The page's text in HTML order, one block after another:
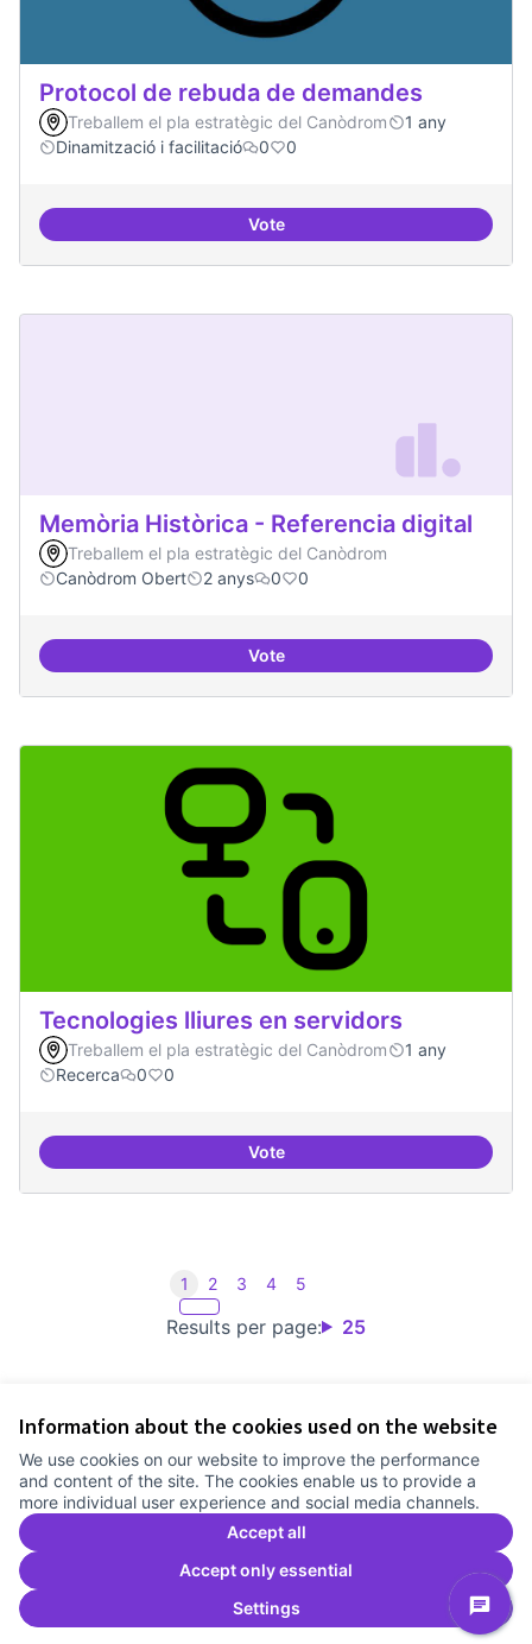
Information about the cookies used on the website
We use cookies on our website to improve the performance
and content of the site. The cookies enable us to provide a
more individual user experience and social media channels.
Accept all
Accept only essential
Settings
Protocol de rebuda de demandes
Treballem el pla estratègic del Canòdrom
1 any
Dinamització i facilitació
0 0
VoteProtocol de rebuda de demandes
Memòria Històrica - Referencia digital
Treballem el pla estratègic del Canòdrom
Canòdrom Obert
2 anys 0 0
VoteMemòria Històrica - Referencia
Tecnologies lliures en servidors
Treballem el pla estratègic del Canòdrom
1 any
Recerca
0 0
VoteTecnologies lliures en servidors
Results per page: 25
1 2 3 4 5
Cookie settings
Comunitat Canòdrom at Facebook
(External link)
Comunitat Canòdrom at Instagram
(External link)
Comunitat Canòdrom at YouTube
(External link)
English
Triar la llenguaElegir el idiomaChoose language
(External link)
Website made with